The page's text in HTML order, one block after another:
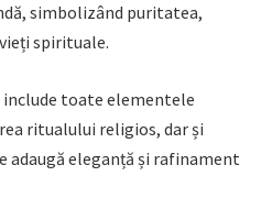
simbolizând puritatea,
spirituale.
toate elementele
ritualului religios, dar și
adaugă eleganță și rafinament